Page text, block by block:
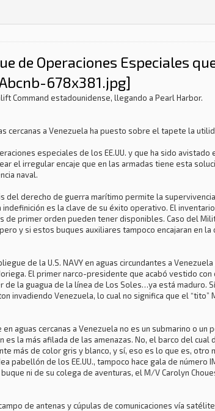
de Operaciones Especiales
Command estadounidense, llegando a Pearl Harbor.
cercanas a Venezuela ha puesto sobre el tapete la
especiales de los EE.UU. y que ha sido
el irregular encaje que en las armadas tiene esta
naval.
del derecho de guerra marítimo permite la
es la clave de su éxito operativo. El inventario
de primer orden pueden tener disponibles. Caso del
y si estos buques auxiliares tampoco encajaran en la
de la U.S. NAVY en aguas circundantes a
El primer narco-presidente que acabó vestido
la guagua de la línea de Los Soles…ya está maduro.
invadiendo Venezuela, lo cual no significa que el
aguas cercanas a Venezuela no es un submarino o
la más afilada de las amenazas. No, el barco del cual
más de color gris y blanco, y sí, eso es lo que es,
pabellón de los EE.UU., tampoco hace gala de número
ni de su colega de aventuras, el M/V Carolyn
de antenas y cúpulas de comunicaciones vía